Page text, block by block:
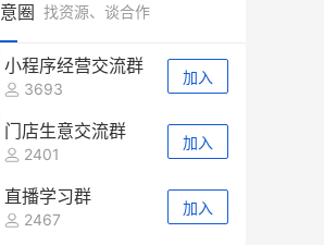
圈 找资源、谈合作
小程序经营交流群
3693
加入
门店生意交流群
2401
加入
直播学习群
2467
加入